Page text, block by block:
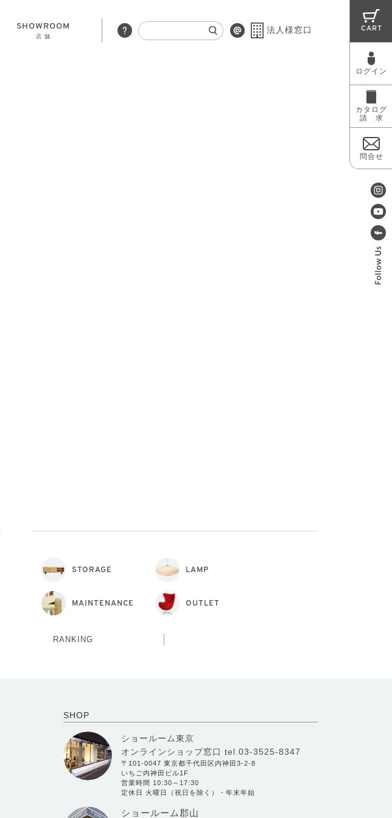
SHOWROOM
店 舗
法人様窓口 CART
ログイン
カタログ
請 求
問合せ
STORAGE LAMP
MAINTENANCE OUTLET
RANKING
SHOP
ショールーム東京
オンラインショップ窓口 tel.03-3525-8347
〒101-0047 東京都千代田区内神田3-2-8
いちご内神田ビル1F
営業時間 10:30～17:30
定休日 火曜日（祝日を除く）・年末年始
ショールーム郡山